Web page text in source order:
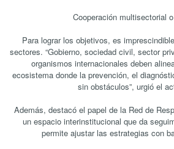
Cooperación multisectorial
Para lograr los objetivos, es
sectores. “Gobierno, sociedad civil, sector
organismos internacionales deben
ecosistema donde la prevención, el
sin obstáculos”, urgió el
Además, destacó el papel de la Red de
un espacio interinstitucional que da
permite ajustar las estrategias con